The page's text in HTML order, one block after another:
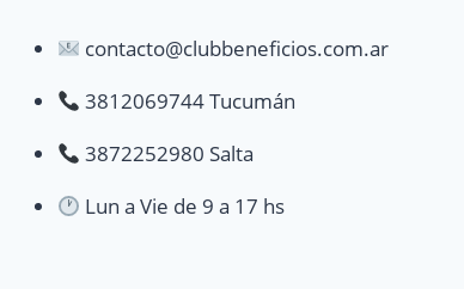
contacto@clubbeneficios.com.ar
3812069744 Tucumán
3872252980 Salta
Lun a Vie de 9 a 17 hs